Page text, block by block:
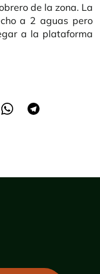
de la zona. La
a 2 aguas pero
a la plataforma